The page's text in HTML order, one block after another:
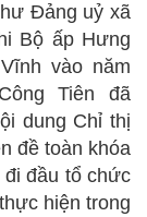
Đảng uỷ xã
Bộ ấp Hưng
vào năm
Tiên đã
dung Chỉ thị
đề toàn khóa
đầu tổ chức
hiện trong